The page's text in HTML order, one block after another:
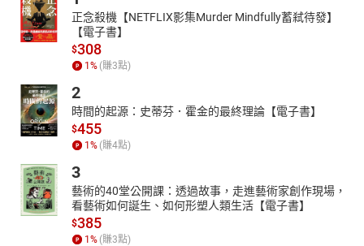
正念殺機【NETFLIX影集Murder Mindfully蓄弒待發】
【電子書】
$308
1% (賺3點)
2
時間的起源：史蒂芬．霍金的最終理論【電子書】
$455
1% (賺4點)
3
藝術的40堂公開課：透過故事，走進藝術家創作現場，
看藝術如何誕生、如何形塑人類生活【電子書】
$385
1% (賺3點)